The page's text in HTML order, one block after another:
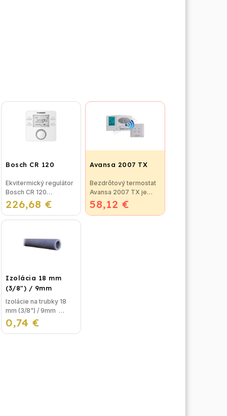
Bosch CR 120
226,68 €
Ekvitermický regulátor
Bosch CR 120
(Regulátor CR 120 je
nový model po FW 120,
ktorý sa vyrábal do
Avansa 2007 TX
58,12 €
Bezdrôtový termostat
Avansa 2007 TX je
vhodný na reguláciu
väčšiny kotlov.
Izolácia 18 mm
(3/8") / 9mm
0,74 €
Izolácie na trubky 18
mm (3/8") / 9mm
Izolácia na potrubie,
alebo izolačná pena na